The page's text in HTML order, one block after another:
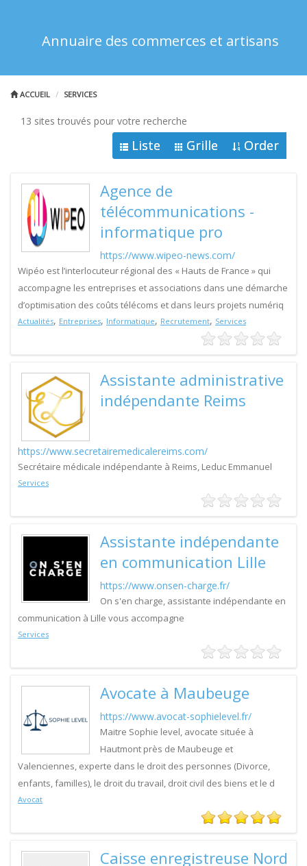
Annuaire des commerces et artisans
ACCUEIL SERVICES
13 sites trouvés pour votre recherche
Liste Grille Order
Agence de
télécommunications -
informatique pro
https://www.wipeo-news.com/
Wipéo est l’interlocuteur régional des « Hauts de France » qui
accompagne les entreprises et associations dans une démarche
d’optimisation des coûts télécoms et dans leurs projets numériq
Actualités, Entreprises, Informatique, Recrutement, Services
Assistante administrative
indépendante Reims
https://www.secretairemedicalereims.com/
Secrétaire médicale indépendante à Reims, Leduc Emmanuel
Services
Assistante indépendante
en communication Lille
https://www.onsen-charge.fr/
On s'en charge, assistante indépendante en
communication à Lille vous accompagne
Services
Avocate à Maubeuge
https://www.avocat-sophielevel.fr/
Maitre Sophie level, avocate située à
Hautmont près de Maubeuge et
Valenciennes, experte dans le droit des personnes (Divorce,
enfants, familles), le droit du travail, droit civil des biens et le d
Avocat
Caisse enregistreuse Nord